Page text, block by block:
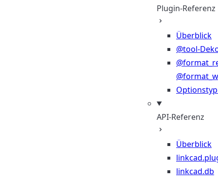
Plugin-Referenz
Überblick
@tool-
API-Referenz
Überblick
linkcad.db